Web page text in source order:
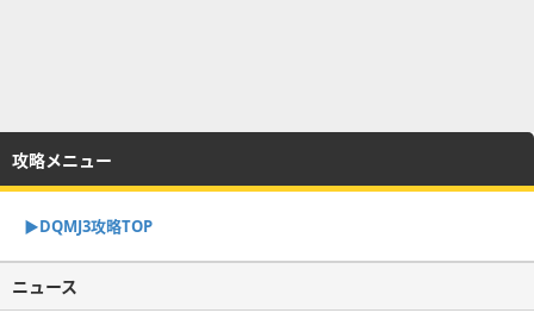
攻略メニュー
▶︎DQMJ3攻略TOP
ニュース